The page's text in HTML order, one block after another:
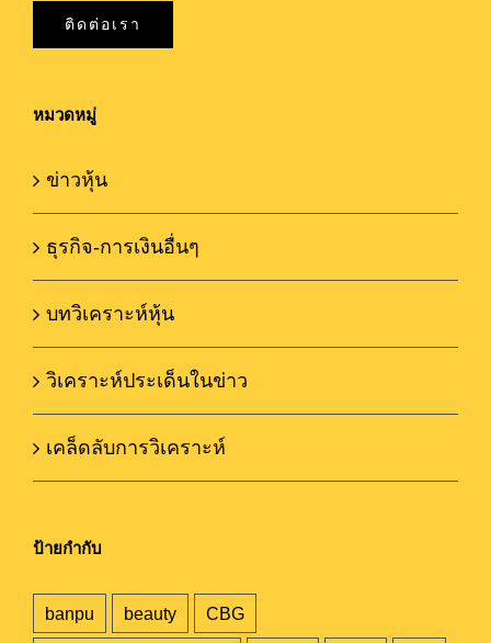
ติดต่อเรา
หมวดหมู่
ข่าวหุ้น
ธุรกิจ-การเงินอื่นๆ
บทวิเคราะห์หุ้น
วิเคราะห์ประเด็นในข่าว
เคล็ดลับการวิเคราะห์
ป้ายกำกับ
banpu beauty CBG